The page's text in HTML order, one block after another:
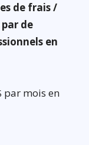
de frais /
de
en
par mois en